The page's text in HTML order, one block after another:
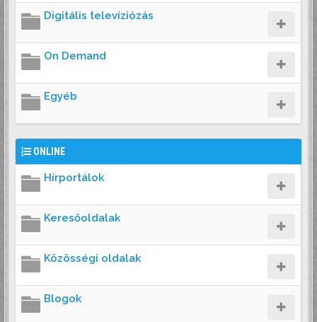
Digitális televíziózás
On Demand
Egyéb
ONLINE
Hírportálok
Keresőoldalak
Közösségi oldalak
Blogok